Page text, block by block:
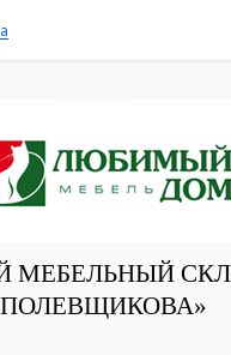
МЕБЕЛЬНЫЙ
ПОЛЕВЩИКОВА»